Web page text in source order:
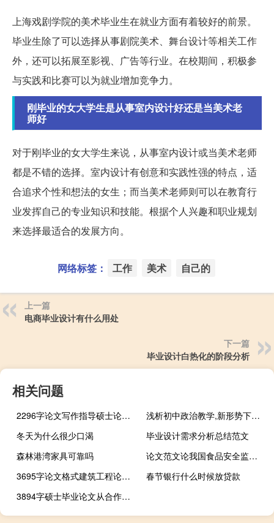
上海戏剧学院的美术毕业生在就业方面有着较好的前景。
毕业生除了可以选择从事剧院美术、舞台设计等相关工作
外，还可以拓展至影视、广告等行业。在校期间，积极参
与实践和比赛可以为就业增加竞争力。
刚毕业的女大学生是从事室内设计好还是当美术老
师好
对于刚毕业的女大学生来说，从事室内设计或当美术老师
都是不错的选择。室内设计有创意和实践性强的特点，适
合追求个性和想法的女生；而当美术老师则可以在教育行
业发挥自己的专业知识和技能。根据个人兴趣和职业规划
来选择最适合的发展方向。
网络标签： 工作 美术 自己的
上一篇
电商毕业设计有什么用处
下一篇
毕业设计白热化的阶段分析
相关问题
2296字论文写作指导硕士论文考试和论文权重考试中的常见问题
浅析初中政治教学,新形势下如何上好初中政治课
冬天为什么很少口渴
毕业设计需求分析总结范文
森林港湾家具可靠吗
论文范文论我国食品安全监管体系
3695字论文格式建筑工程论文大纲
春节银行什么时候放贷款
3894字硕士毕业论文从合作原则和礼貌原则看奇怪插曲的语用分析